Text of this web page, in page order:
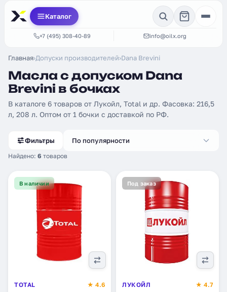
Каталог
+7 (495) 308-40-89 info@oilx.org
Главная›Допуски производителей›Dana Brevini
Масла с допуском Dana
Brevini в бочках
В каталоге 6 товаров от Лукойл, Total и др. Фасовка: 216,5
л, 208 л. Оптом от 1 бочки с доставкой по РФ.
Фильтры
Найдено: 6 товаров
По популярности
В наличии
TOTAL
★ 4.6
Под заказ
ЛУКОЙЛ
★ 4.7